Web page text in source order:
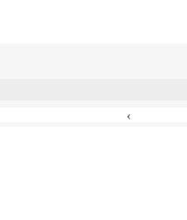
‹